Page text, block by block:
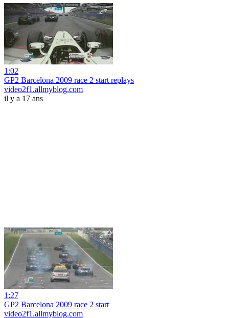
1:02
GP2 Barcelona 2009 race 2 start replays
video2f1.allmyblog.com
il y a 17 ans
1:27
GP2 Barcelona 2009 race 2 start
video2f1.allmyblog.com